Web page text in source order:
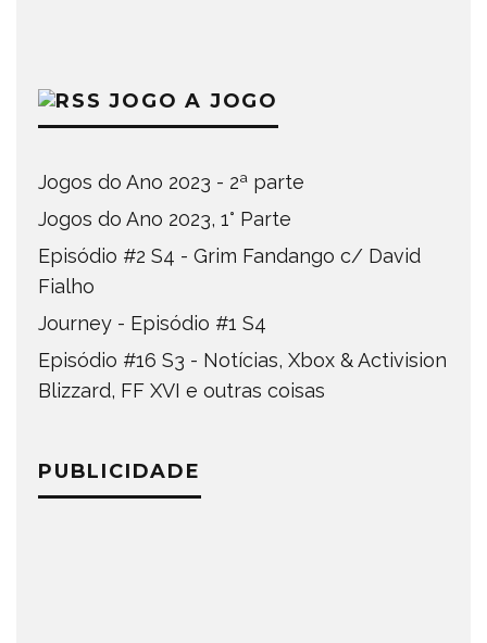
JOGO A JOGO
Jogos do Ano 2023 - 2ª parte
Jogos do Ano 2023, 1° Parte
Episódio #2 S4 - Grim Fandango c/ David
Fialho
Journey - Episódio #1 S4
Episódio #16 S3 - Notícias, Xbox & Activision
Blizzard, FF XVI e outras coisas
PUBLICIDADE